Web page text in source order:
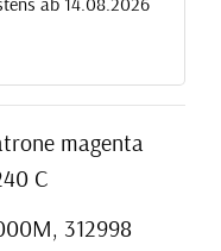
magenta
C
312998